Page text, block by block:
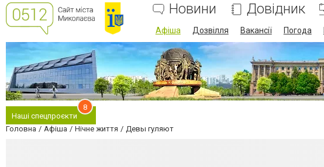
Новини Довідник
Афіша Дозвілля Вакансії Погода
Наші спецпроєкти
8
Головна Афіша Нічне життя Девы гуляют